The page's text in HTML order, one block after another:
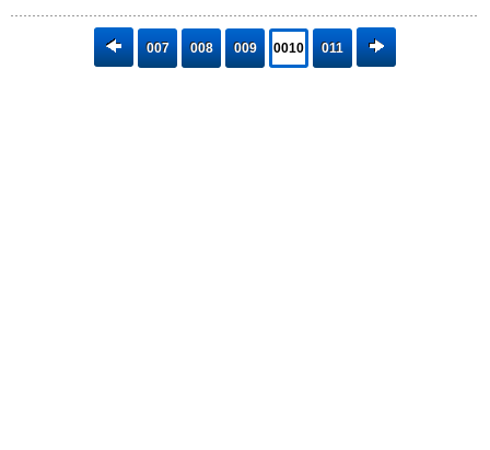
007 008 009 0010 011